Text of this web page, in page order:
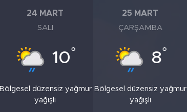
24 MART
SALI
10°
Bölgesel düzensiz yağmur
yağışlı
25 MART
ÇARŞAMBA
8°
Bölgesel düzensiz yağmur
yağışlı